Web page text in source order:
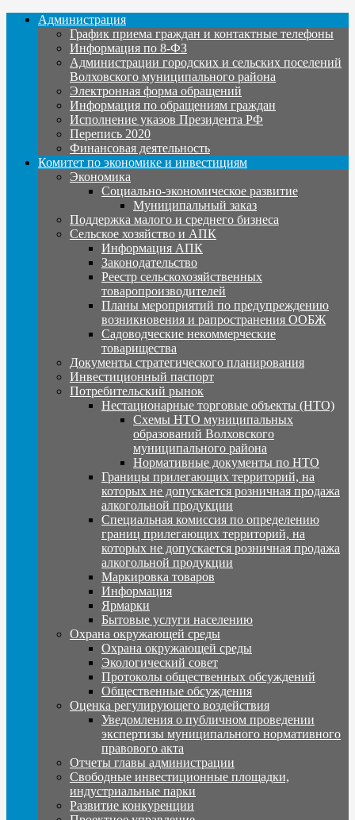
Администрация
График приема граждан и контактные телефоны
Информация по 8-ФЗ
Администрации городских и сельских поселений
Волховского муниципального района
Электронная форма обращений
Информация по обращениям граждан
Исполнение указов Президента РФ
Перепись 2020
Финансовая деятельность
Комитет по экономике и инвестициям
Экономика
Социально-экономическое развитие
Муниципальный заказ
Поддержка малого и среднего бизнеса
Сельское хозяйство и АПК
Информация АПК
Законодательство
Реестр сельскохозяйственных
товаропроизводителей
Планы мероприятий по предупреждению
возникновения и рапространения ООБЖ
Садоводческие некоммерческие
товарищества
Документы стратегического планирования
Инвестиционный паспорт
Потребительский рынок
Нестационарные торговые объекты (НТО)
Схемы НТО муниципальных
образований Волховского
муниципального района
Нормативные документы по НТО
Границы прилегающих территорий, на
которых не допускается розничная продажа
алкогольной продукции
Специальная комиссия по определению
границ прилегающих территорий, на
которых не допускается розничная продажа
алкогольной продукции
Маркировка товаров
Информация
Ярмарки
Бытовые услуги населению
Охрана окружающей среды
Охрана окружающей среды
Экологический совет
Протоколы общественных обсуждений
Общественные обсуждения
Оценка регулирующего воздействия
Уведомления о публичном проведении
экспертизы муниципального нормативного
правового акта
Отчеты главы администрации
Свободные инвестиционные площадки,
индустриальные парки
Развитие конкуренции